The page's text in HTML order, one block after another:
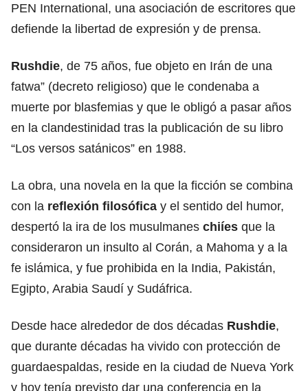
PEN International, una asociación de escritores que
defiende la libertad de expresión y de prensa.
Rushdie, de 75 años, fue objeto en Irán de una
fatwa” (decreto religioso) que le condenaba a
muerte por blasfemias y que le obligó a pasar años
en la clandestinidad tras la publicación de su libro
“Los versos satánicos” en 1988.
La obra, una novela en la que la ficción se combina
con la reflexión filosófica y el sentido del humor,
despertó la ira de los musulmanes chiíes que la
consideraron un insulto al Corán, a Mahoma y a la
fe islámica, y fue prohibida en la India, Pakistán,
Egipto, Arabia Saudí y Sudáfrica.
Desde hace alrededor de dos décadas Rushdie,
que durante décadas ha vivido con protección de
guardaespaldas, reside en la ciudad de Nueva York
y hoy tenía previsto dar una conferencia en la